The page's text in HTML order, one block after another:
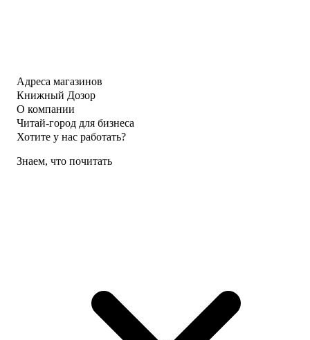
Адреса магазинов
Книжный Дозор
О компании
Читай-город для бизнеса
Хотите у нас работать?
Знаем, что почитать